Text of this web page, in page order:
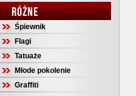
RÓŻNE
Śpiewnik
Flagi
Tatuaże
Młode pokolenie
Graffiti